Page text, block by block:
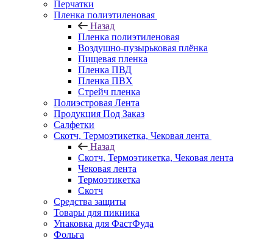
Перчатки
Пленка полиэтиленовая
Назад
Пленка полиэтиленовая
Воздушно-пузырьковая плёнка
Пищевая пленка
Пленка ПВД
Пленка ПВХ
Стрейч пленка
Полиэстровая Лента
Продукция Под Заказ
Салфетки
Скотч, Термоэтикетка, Чековая лента
Назад
Скотч, Термоэтикетка, Чековая лента
Чековая лента
Термоэтикетка
Скотч
Средства защиты
Товары для пикника
Упаковка для ФастФуда
Фольга